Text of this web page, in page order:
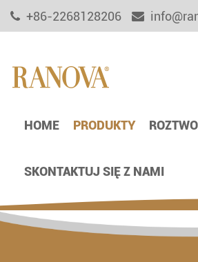
+86-2268128206
HOME PRODUKTY
SKONTAKTUJ SIĘ Z NAMI